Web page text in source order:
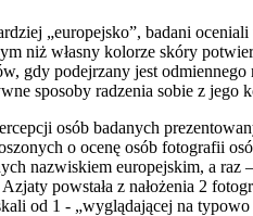
„europejsko”, badani
niż własny kolorze skóry
gdy podejrzany jest
sposoby radzenia sobie z jego
osób badanych
o ocenę osób fotografii
nazwiskiem europejskim, a raz
powstała z nałożenia 2
od 1 - „wyglądającej na